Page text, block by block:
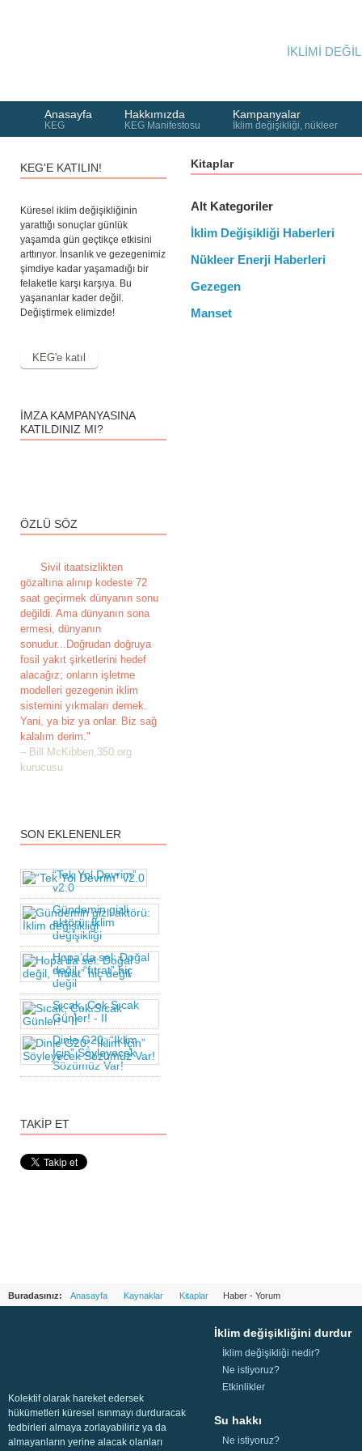
İKLİMİ
Anasayfa
KEG
Hakkımızda
KEG Manifestosu
Kampanyalar
İklim değişikliği, nükleer
Kitaplar
Alt Kategoriler
İklim Değişikliği Haberleri
Nükleer Enerji Haberleri
Gezegen
Manset
KEG'E KATILIN!
Küresel iklim değişikliğinin
yarattığı sonuçlar günlük
yaşamda gün geçtikçe etkisini
arttırıyor. İnsanlık ve gezegenimiz
şimdiye kadar yaşamadığı bir
felaketle karşı karşıya. Bu
yaşananlar kader değil.
Değiştirmek elimizde!
İMZA KAMPANYASINA
KATILDINIZ MI?
ÖZLÜ SÖZ
Sivil itaatsizlikten
gözaltına alınıp kodeste 72
saat geçirmek dünyanın sonu
değildi. Ama dünyanın sona
ermesi, dünyanın
sonudur...Doğrudan doğruya
fosil yakıt şirketlerini hedef
alacağız; onların işletme
modelleri gezegenin iklim
sistemini yıkmaları demek.
Yani, ya biz ya onlar. Biz sağ
kalalım derim."
– Bill McKibben,350.org
kurucusu
SON EKLENENLER
“Tek Yol Devrim”
v2.0
Gündemin gizli
aktörü: İklim
değişikliği
Hopa’da sel: Doğal
değil, “fıtrat” hiç
değil
Sıcak, Çok Sıcak
Günler! - II
Dinle G20; “İklim
İçin” Söyleyecek
Sözümüz Var!
TAKİP ET
Buradasınız: Anasayfa Kaynaklar Kitaplar Haber - Yorum
Kolektif olarak hareket edersek
hükümetleri küresel ısınmayı durduracak
tedbirleri almaya zorlayabiliriz ya da
almayanların yerine alacak olanları
İklim değişikliğini durdur
İklim değişikliği nedir?
Ne istiyoruz?
Etkinlikler
Su hakkı
Ne istiyoruz?